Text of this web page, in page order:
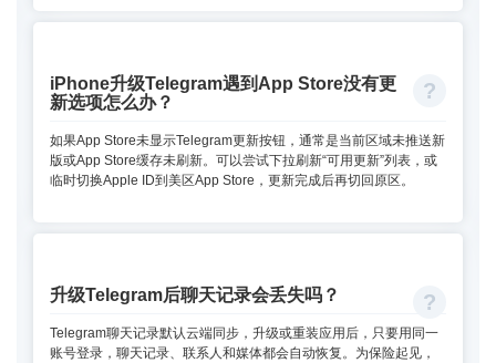
iPhone升级Telegram遇到App Store没有更
新选项怎么办？
如果App Store未显示Telegram更新按钮，通常是当前区域未推送新
版或App Store缓存未刷新。可以尝试下拉刷新“可用更新”列表，或
临时切换Apple ID到美区App Store，更新完成后再切回原区。
升级Telegram后聊天记录会丢失吗？
Telegram聊天记录默认云端同步，升级或重装应用后，只要用同一
账号登录，聊天记录、联系人和媒体都会自动恢复。为保险起见，